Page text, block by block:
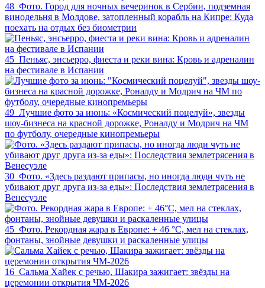
48 Фото. Город для ночных вечеринок в Сербии, подземная
винодельня в Молдове, затопленный корабль на Кипре: Куда
поехать на отдых без биометрии
45 Пеньяс, энсьерро, фиеста и реки вина: Кровь и адреналин
на фестивале в Испании
49 Лучшие фото за июнь: «Космический поцелуй», звезды
шоу-бизнеса на красной дорожке, Роналду и Модрич на ЧМ
по футболу, очередные кинопремьеры
30 Фото. «Здесь раздают припасы, но иногда люди чуть не
убивают друг друга из-за еды»: Последствия землетрясения в
Венесуэле
45 Фото. Рекордная жара в Европе: + 46 °C, мел на стеклах,
фонтаны, знойные девушки и раскаленные улицы
16 Сальма Хайек с речью, Шакира зажигает: звёзды на
церемонии открытия ЧМ-2026